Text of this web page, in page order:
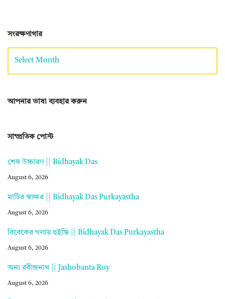
সংরক্ষণাগার
আপনার ভাষা ব্যবহার করুন
সাম্প্রতিক পোস্ট
শেষ উচ্চারণ || Bidhayak Das
August 6, 2026
মাটির স্বাক্ষর || Bidhayak Das Purkayastha
August 6, 2026
বিবেকের গলায় হুইস্কি || Bidhayak Das Purkayastha
August 6, 2026
অন্য রবীন্দ্রনাথ || Jashobanta Roy
August 6, 2026